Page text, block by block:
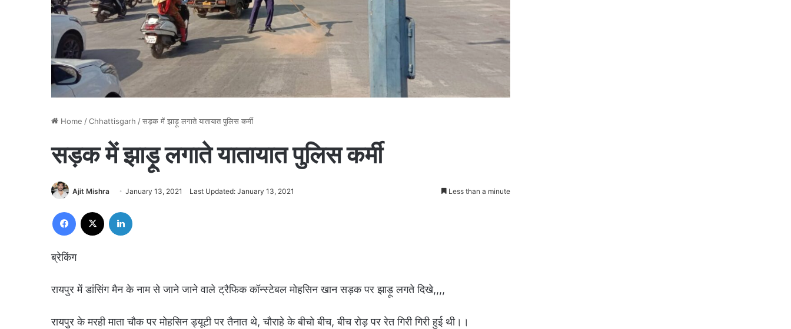
Home /Chhattisgarh /सड़क में झाड़ू लगाते यातायात पुलिस कर्मी
सड़क में झाड़ू लगाते यातायात पुलिस कर्मी
Ajit Mishra January 13, 2021 Last Updated: January 13, 2021 Less than a minute
Facebook
ब्रेकिंग
रायपुर में डांसिंग मैन के नाम से जाने जाने वाले ट्रैफिक कॉन्स्टेबल मोहसिन खान सड़क पर झाड़ू लगते दिखे,,,,
रायपुर के मरही माता चौक पर मोहसिन ड्यूटी पर तैनात थे, चौराहे के बीचो बीच, बीच रोड़ पर रेत गिरी गिरी हुई थी।।